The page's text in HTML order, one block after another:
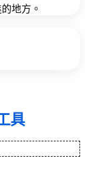
地方。
具